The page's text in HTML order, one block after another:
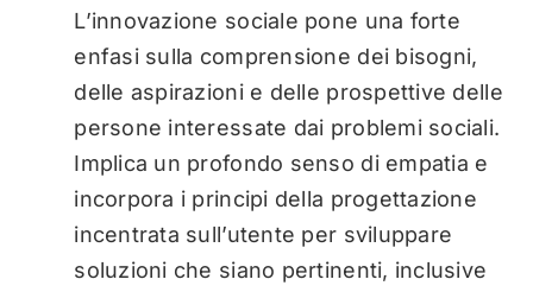
L’innovazione sociale pone una forte
enfasi sulla comprensione dei bisogni,
delle aspirazioni e delle prospettive delle
persone interessate dai problemi sociali.
Implica un profondo senso di empatia e
incorpora i principi della progettazione
incentrata sull’utente per sviluppare
soluzioni che siano pertinenti, inclusive